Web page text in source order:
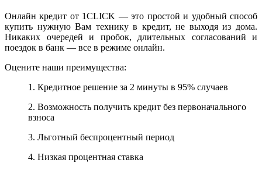
Онлайн кредит от 1CLICK — это простой и удобный способ
купить нужную Вам технику в кредит, не выходя из дома.
Никаких очередей и пробок, длительных согласований и
поездок в банк — все в режиме онлайн.
Оцените наши преимущества:
1. Кредитное решение за 2 минуты в 95% случаев
2. Возможность получить кредит без первоначального
взноса
3. Льготный беспроцентный период
4. Низкая процентная ставка